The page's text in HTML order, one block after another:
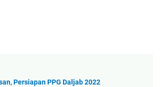
Persiapan PPG Daljab 2022